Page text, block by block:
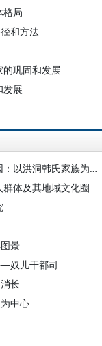
格局
和方法
巩固和发展
发展
谢长法 于苏宁：明代山西平阳府科举兴盛析因：以洪洞韩氏家族为考察中心
体及其地域文化圈
景
奴儿干都司
长
中心